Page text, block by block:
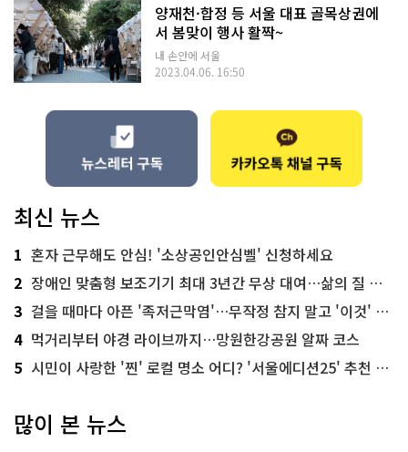
양재천·합정 등 서울 대표 골목상권에
서 봄맞이 행사 활짝~
내 손안에 서울
2023.04.06. 16:50
최신 뉴스
1 혼자 근무해도 안심! '소상공인안심벨' 신청하세요
2 장애인 맞춤형 보조기기 최대 3년간 무상 대여…삶의 질 높인다
3 걸을 때마다 아픈 '족저근막염'…무작정 참지 말고 '이것' 해보세요!
4 먹거리부터 야경 라이브까지…망원한강공원 알짜 코스
5 시민이 사랑한 '찐' 로컬 명소 어디? '서울에디션25' 추천 코스
많이 본 뉴스